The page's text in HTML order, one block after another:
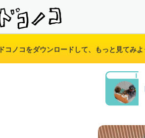
ドコノコをダウンロードして、もっと見てみよ